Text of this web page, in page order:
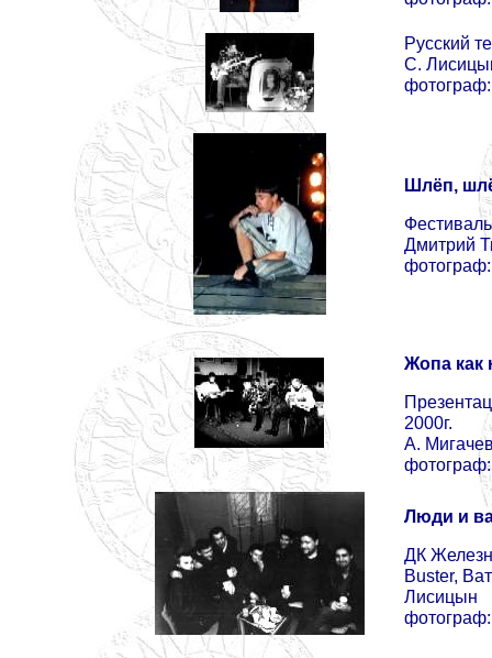
Русский
С.
Шлёп,
Дмитрий
Жопа как
2000г.
А.
Люди и
ДК
Buster,
Лисицын